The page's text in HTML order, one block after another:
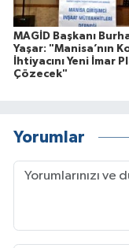
MAGİD Başkanı
Yaşar: "Manisa’nın
İhtiyacını Yeni İmar
Çözecek"
Yorumlar